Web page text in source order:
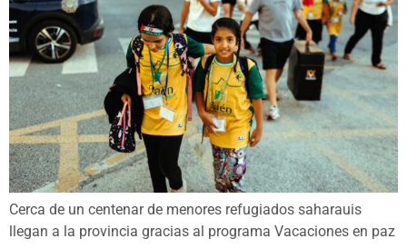
Cerca de un centenar de menores refugiados saharauis
llegan a la provincia gracias al programa Vacaciones en paz